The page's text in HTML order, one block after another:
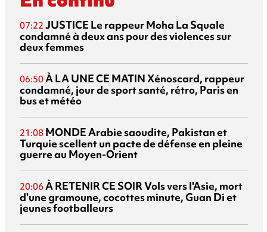
07:22 JUSTICE Le rappeur Moha La Squale
condamné à deux ans pour des violences sur
deux femmes
06:50À LA UNE CE MATINXénoscard, rappeur
condamné, jour de sport santé, rétro, Paris en
bus et météo
21:08 MONDEArabie saoudite, Pakistan et
Turquie scellent un pacte de défense en pleine
guerre au Moyen-Orient
20:06À RETENIR CE SOIRVols vers l'Asie, mort
d'une gramoune, cocottes minute, Guan Di et
jeunes footballeurs